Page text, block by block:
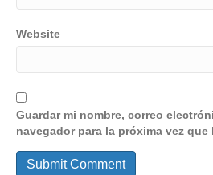
Website
Guardar mi nombre, correo
navegador para la próxima vez